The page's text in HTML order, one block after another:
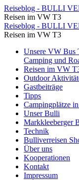
⋆
Reiseblog
-
BULLI
VERREISEN
Reiseblog - BULLI
Reisen im VW T3
⋆
Reiseblog
BULLI
VERREISEN
Reiseblog - BULLI
Reisen im VW T3
Skip
content
Unsere VW Bus
Camping und
Reisen im VW
Outdoor
Gastbeiträge
Tipps
Campingplätze
Unser Bulli
Markkleeberger
Technik
Bulliverreisen
Über uns
Kooperationen
Kontakt
Impressum